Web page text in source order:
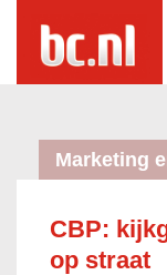
Marketing
CBP:
op straat